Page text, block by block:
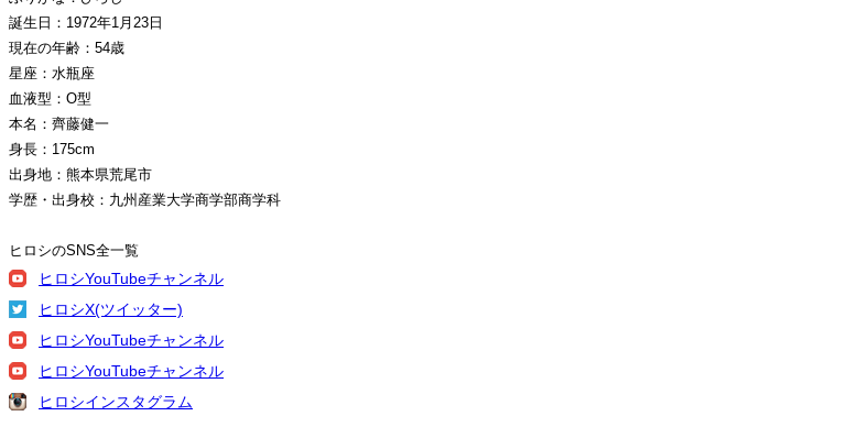
誕生日：1972年1月23日
現在の年齢：54歳
星座：水瓶座
血液型：O型
本名：齊藤健一
身長：175cm
出身地：熊本県荒尾市
学歴・出身校：九州産業大学商学部商学科
ヒロシのSNS全一覧
ヒロシYouTubeチャンネル
ヒロシX(ツイッター)
ヒロシYouTubeチャンネル
ヒロシYouTubeチャンネル
ヒロシインスタグラム